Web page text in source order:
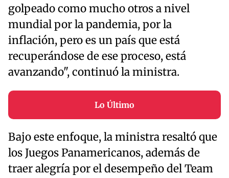
golpeado como mucho otros a nivel
mundial por la pandemia, por la
inflación, pero es un país que está
recuperándose de ese proceso, está
avanzando", continuó la ministra.
Lo Último
Bajo este enfoque, la ministra resaltó que
los Juegos Panamericanos, además de
traer alegría por el desempeño del Team